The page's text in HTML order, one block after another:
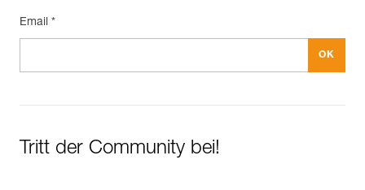
Email *
Tritt der Community bei!